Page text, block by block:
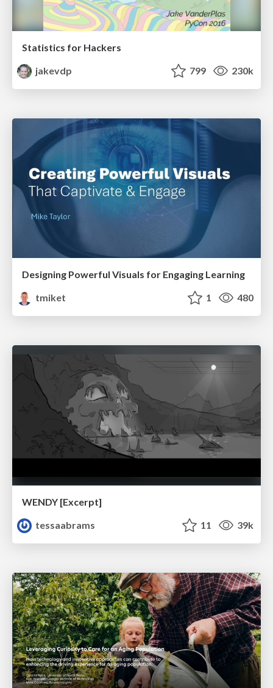
Statistics for Hackers
jakevdp
799 230k
Designing Powerful Visuals for Engaging Learning
tmiket
1 480
WENDY [Excerpt]
tessaabrams
11 39k